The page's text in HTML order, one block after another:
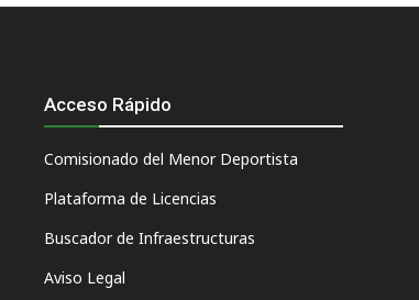
Acceso Rápido
Comisionado del Menor Deportista
Plataforma de Licencias
Buscador de Infraestructuras
Aviso Legal